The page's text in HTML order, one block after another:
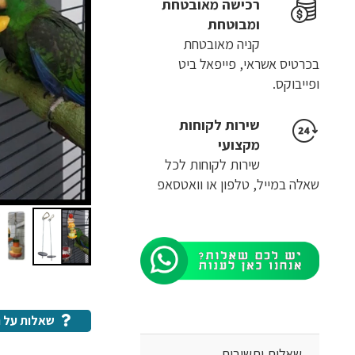
שאלות על
רכישה​ ​מאובטחת
ומבוטחת
קניה מאובטחת
בכרטיס אשראי, פייפאל ביט
ופייבוקס.
שירות לקוחות
מקצועי
שירות לקוחות לכל
שאלה במייל, טלפון או וואטסאפ